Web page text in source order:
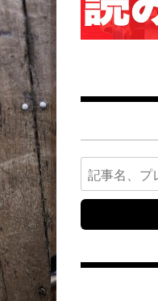
Search
for: